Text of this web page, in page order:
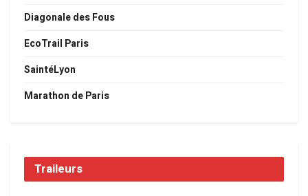
Diagonale des Fous
EcoTrail Paris
SaintéLyon
Marathon de Paris
Traileurs